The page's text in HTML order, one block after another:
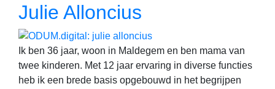
Julie Alloncius
Ik ben 36 jaar, woon in Maldegem en ben mama van
twee kinderen. Met 12 jaar ervaring in diverse functies
heb ik een brede basis opgebouwd in het begrijpen